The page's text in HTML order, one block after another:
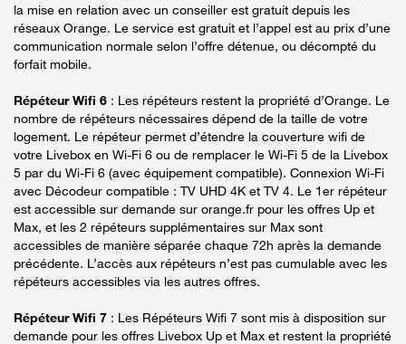
la mise en relation avec un conseiller est gratuit depuis les
réseaux Orange. Le service est gratuit et l’appel est au prix d’une
communication normale selon l’offre détenue, ou décompté du
forfait mobile.
Répéteur Wifi 6 : Les répéteurs restent la propriété d’Orange. Le
nombre de répéteurs nécessaires dépend de la taille de votre
logement. Le répéteur permet d’étendre la couverture wifi de
votre Livebox en Wi-Fi 6 ou de remplacer le Wi-Fi 5 de la Livebox
5 par du Wi-Fi 6 (avec équipement compatible). Connexion Wi-Fi
avec Décodeur compatible : TV UHD 4K et TV 4. Le 1er répéteur
est accessible sur demande sur orange.fr pour les offres Up et
Max, et les 2 répéteurs supplémentaires sur Max sont
accessibles de manière séparée chaque 72h après la demande
précédente. L’accès aux répéteurs n’est pas cumulable avec les
répéteurs accessibles via les autres offres.
Répéteur Wifi 7 : Les Répéteurs Wifi 7 sont mis à disposition sur
demande pour les offres Livebox Up et Max et restent la propriété